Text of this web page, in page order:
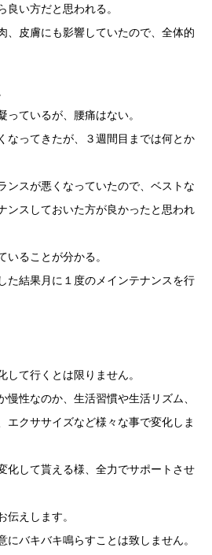
良い方だと思われる。
、皮膚にも影響していたので、全体的
っているが、腰痛はない。
なってきたが、３週間目までは何とか
ンスが悪くなっていたので、ベストな
ンスしておいた方が良かったと思われ
いることが分かる。
た結果月に１度のメインテナンスを行
して行くとは限りません。
慢性なのか、生活習慣や生活リズム、
エクササイズなど様々な事で変化しま
化して貰える様、全力でサポートさせ
伝えします。
にバキバキ鳴らすことは致しません。